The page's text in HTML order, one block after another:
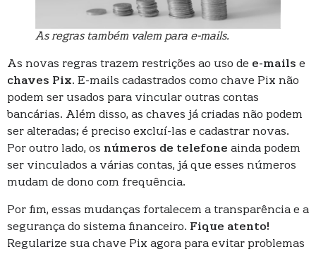
As regras também valem para e-mails.
As novas regras trazem restrições ao uso de e-mails e
chaves Pix. E-mails cadastrados como chave Pix não
podem ser usados para vincular outras contas
bancárias. Além disso, as chaves já criadas não podem
ser alteradas; é preciso excluí-las e cadastrar novas.
Por outro lado, os números de telefone ainda podem
ser vinculados a várias contas, já que esses números
mudam de dono com frequência.
Por fim, essas mudanças fortalecem a transparência e a
segurança do sistema financeiro. Fique atento!
Regularize sua chave Pix agora para evitar problemas